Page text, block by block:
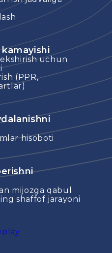
uchun
(PPR,
hisoboti
mijozga qabul
shaffof jarayoni